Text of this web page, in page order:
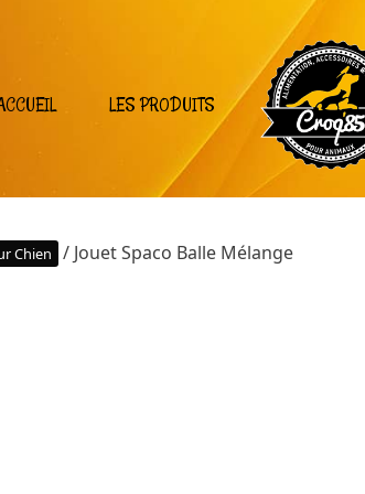
LES PRODUITS
Chien / Jouet Spaco Balle Mélange